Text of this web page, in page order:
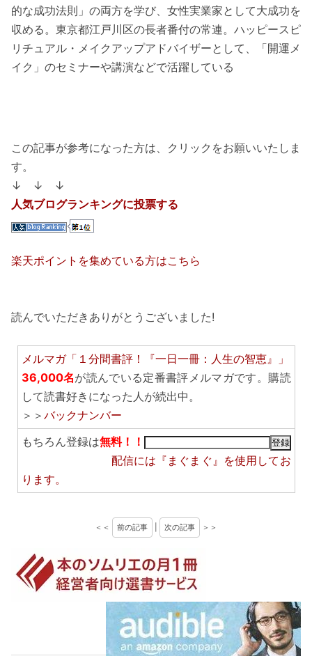
的な成功法則」の両方を学び、女性実業家として大成功を
収める。東京都江戸川区の長者番付の常連。ハッピースピ
リチュアル・メイクアップアドバイザーとして、「開運メ
イク」のセミナーや講演などで活躍している
この記事が参考になった方は、クリックをお願いいたしま
す。
↓ ↓ ↓
人気ブログランキングに投票する
楽天ポイントを集めている方はこちら
読んでいただきありがとうございました!
メルマガ「１分間書評！『一日一冊：人生の智恵』」
36,000名が読んでいる定番書評メルマガです。購読
して読書好きになった人が続出中。
＞＞ バックナンバー
もちろん登録は無料！！
配信には 『まぐまぐ』 を使用してお
ります。
＜＜ 前の記事 次の記事 ＞＞